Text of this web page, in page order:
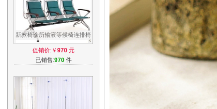
新款椅诊所输液等候椅连排椅
输液不钢椅输液锈输液椅不锈
钢点滴椅
促销价:￥ 970元
已销售:970件